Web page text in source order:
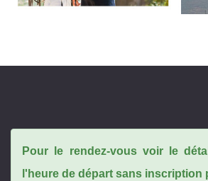
Pour le rendez-vous voir le
l'heure de départ sans